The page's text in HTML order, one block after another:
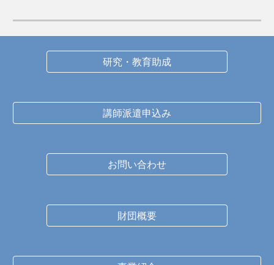
研究・教育助成
講師派遣申込み
お問い合わせ
財団概要